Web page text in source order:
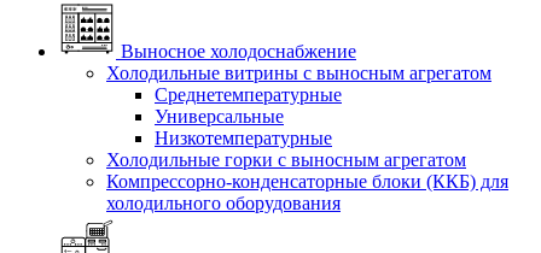
Выносное холодоснабжение
Холодильные витрины с выносным агрегатом
Среднетемпературные
Универсальные
Низкотемпературные
Холодильные горки с выносным агрегатом
Компрессорно-конденсаторные блоки (ККБ) для
холодильного оборудования